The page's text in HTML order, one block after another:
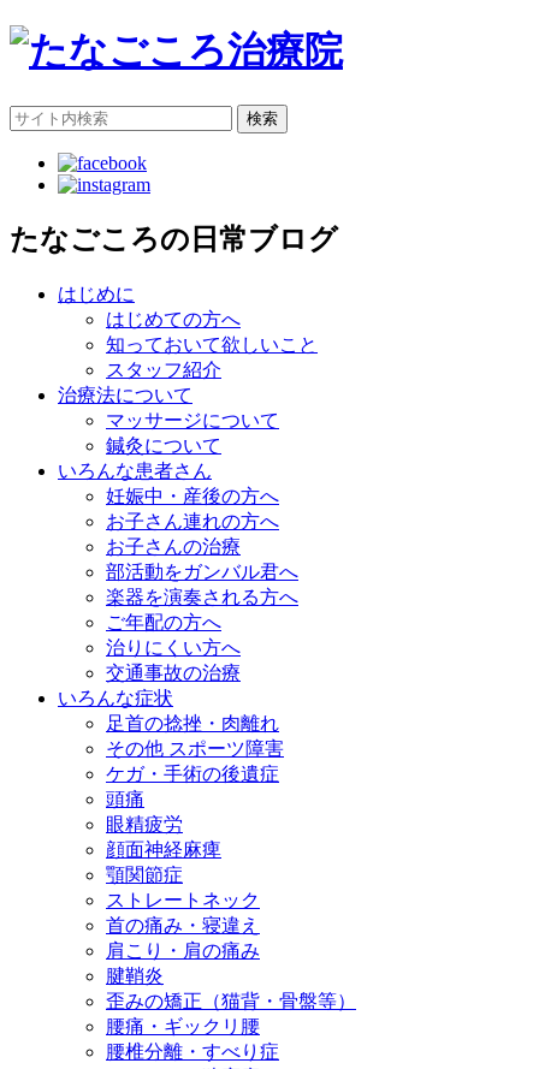
検索
たなごころの日常ブログ
はじめに
はじめての方へ
知っておいて欲しいこと
スタッフ紹介
治療法について
マッサージについて
鍼灸について
いろんな患者さん
妊娠中・産後の方へ
お子さん連れの方へ
お子さんの治療
部活動をガンバル君へ
楽器を演奏される方へ
ご年配の方へ
治りにくい方へ
交通事故の治療
いろんな症状
足首の捻挫・肉離れ
その他 スポーツ障害
ケガ・手術の後遺症
頭痛
眼精疲労
顔面神経麻痺
顎関節症
ストレートネック
首の痛み・寝違え
肩こり・肩の痛み
腱鞘炎
歪みの矯正（猫背・骨盤等）
腰痛・ギックリ腰
腰椎分離・すべり症